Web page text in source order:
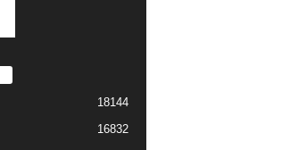
18144
16832